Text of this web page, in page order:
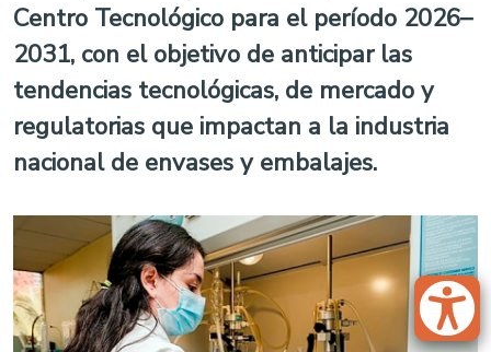
Centro Tecnológico para el período 2026–
2031, con el objetivo de anticipar las
tendencias tecnológicas, de mercado y
regulatorias que impactan a la industria
nacional de envases y embalajes.